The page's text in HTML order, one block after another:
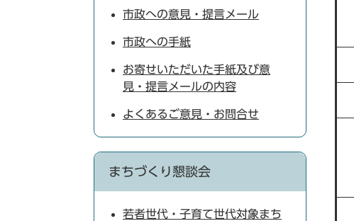
市政への意見・提言メール
市政への手紙
お寄せいただいた手紙及び意
見・提言メールの内容
よくあるご意見・お問合せ
まちづくり懇談会
若者世代・子育て世代対象まち